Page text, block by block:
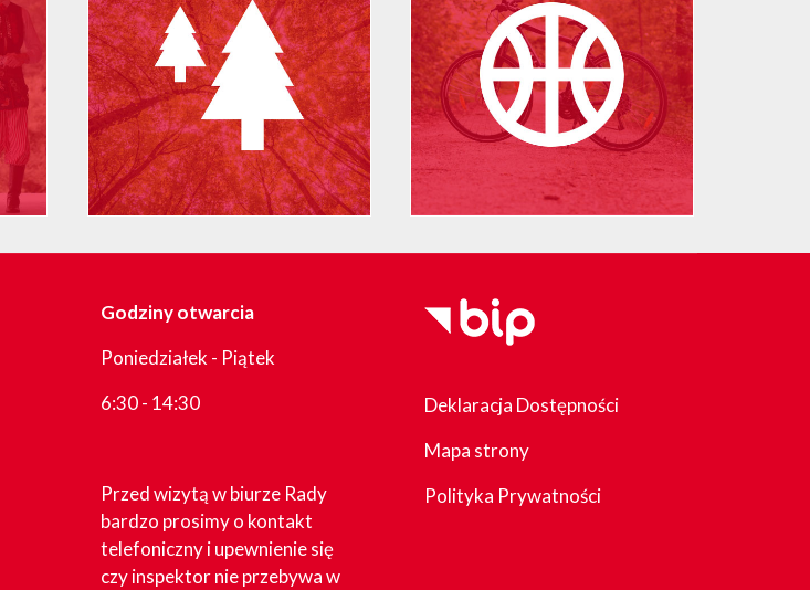
Godziny otwarcia
Poniedziałek - Piątek
6:30 - 14:30
Przed wizytą w biurze Rady
bardzo prosimy o kontakt
telefoniczny i upewnienie się
czy inspektor nie przebywa w
Deklaracja Dostępności
Mapa strony
Polityka Prywatności